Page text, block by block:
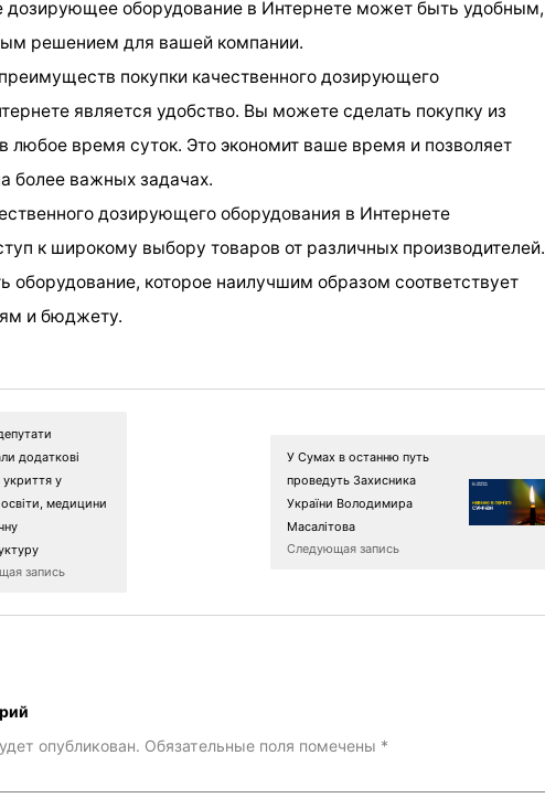
дозирующее оборудование в Интернете может быть удобным,
решением для вашей компании.
покупки качественного дозирующего
является удобство. Вы можете сделать покупку из
любое время суток. Это экономит ваше время и позволяет
более важных задачах.
дозирующего оборудования в Интернете
к широкому выбору товаров от различных производителей.
оборудование, которое наилучшим образом соответствует
и бюджету.
додаткові
у
медицини
запись
У Сумах в останню путь
проведуть Захисника
України Володимира
Масалітова
Следующая запись
опубликован. Обязательные поля помечены *